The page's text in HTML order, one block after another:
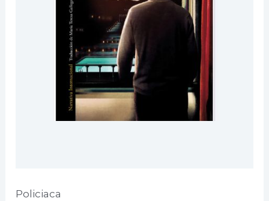
Policiaca